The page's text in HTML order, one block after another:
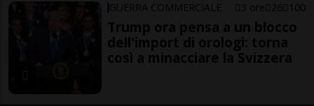
GUERRA COMMERCIALE 3 ore 26 100
Trump ora pensa a un blocco
dell'import di orologi: torna
così a minacciare la Svizzera